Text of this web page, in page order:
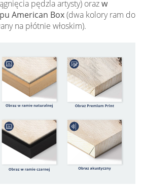
pędzla artysty) orazw
American Box(dwa kolory ram do
na płótnie włoskim).